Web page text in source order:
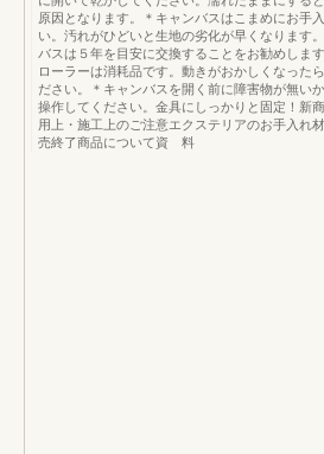
原因となります。＊‌キャンバスはこまめにお手
い。汚れがひどいと生地の劣化が早くなります
バスは５年を目安に交換することをお勧めしま
ローラーは消耗品です。動きがおかしくなった
ださい。＊‌キャンバスを開く前に障害物が無い
操作してください。金具にしっかりと固定！新
用上・施工上のご注意エクステリアのお手入れ
売終了商品について資 料